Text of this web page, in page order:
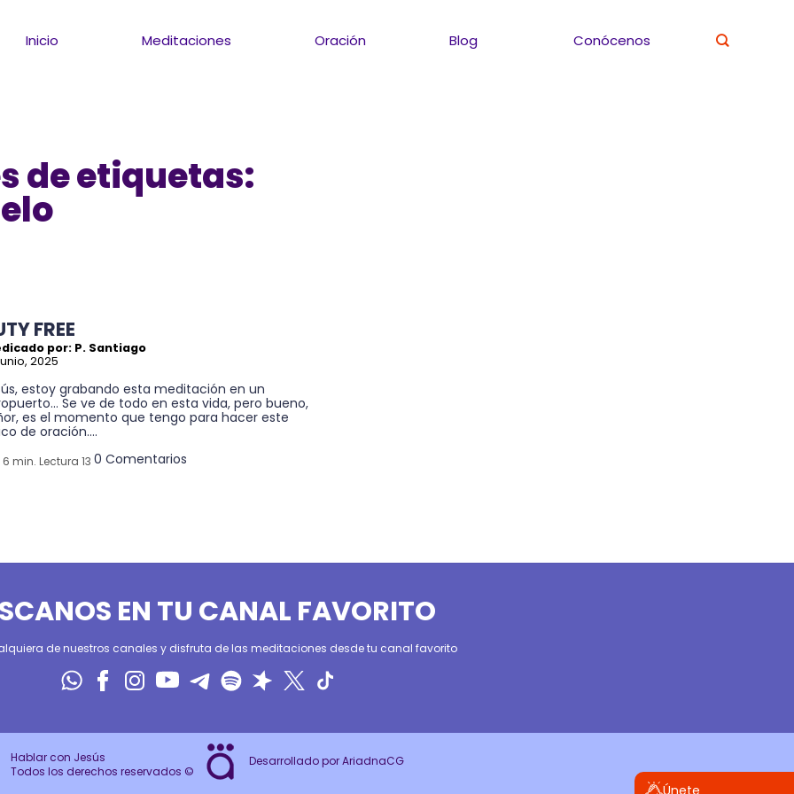
Inicio Meditaciones Oración Blog Conócenos
de etiquetas:
FREE
por: P. Santiago
2025
estoy grabando esta meditación en un
Se ve de todo en esta vida, pero bueno,
es el momento que tengo para hacer este
de oración....
6 min. Lectura 13 0 Comentarios
EN TU CANAL FAVORITO
de nuestros canales y disfruta de las meditaciones desde tu canal favorito
Hablar con Jesús
Todos los derechos reservados ©
Desarrollado por AriadnaCG
Únete